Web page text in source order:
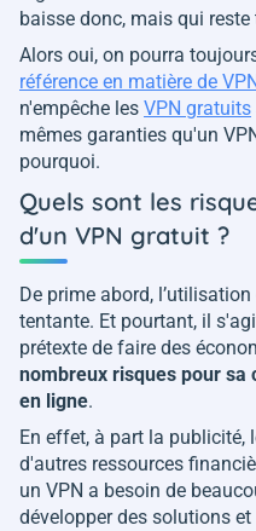
baisse donc, mais qui
Alors oui, on pourra
référence en matière de VPN
n'empêche les VPN gratuits
mêmes garanties qu'un
pourquoi.
Quels sont les
d'un VPN gratuit ?
De prime abord,
tentante. Et pourtant, il
prétexte de faire des
nombreux risques pour
en ligne.
En effet, à part la publicité,
d'autres ressources
un VPN a besoin de
développer des solutions